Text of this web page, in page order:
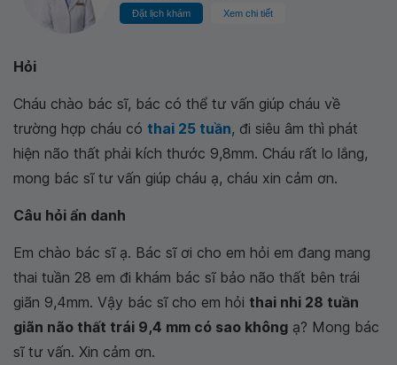
Đặt lịch khám Xem chi tiết
Hỏi
Cháu chào bác sĩ, bác có thể tư vấn giúp cháu về
trường hợp cháu có thai 25 tuần, đi siêu âm thì phát
hiện não thất phải kích thước 9,8mm. Cháu rất lo lắng,
mong bác sĩ tư vấn giúp cháu ạ, cháu xin cảm ơn.
Câu hỏi ẩn danh
Em chào bác sĩ ạ. Bác sĩ ơi cho em hỏi em đang mang
thai tuần 28 em đi khám bác sĩ bảo não thất bên trái
giãn 9,4mm. Vậy bác sĩ cho em hỏi thai nhi 28 tuần
giãn não thất trái 9,4 mm có sao không ạ? Mong bác
sĩ tư vấn. Xin cảm ơn.